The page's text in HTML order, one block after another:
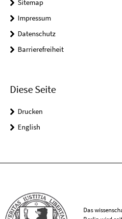
Sitemap
Impressum
Datenschutz
Barrierefreiheit
Diese Seite
Drucken
English
Das